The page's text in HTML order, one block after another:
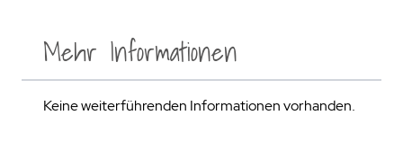
Mehr Informationen
Keine weiterführenden Informationen vorhanden.